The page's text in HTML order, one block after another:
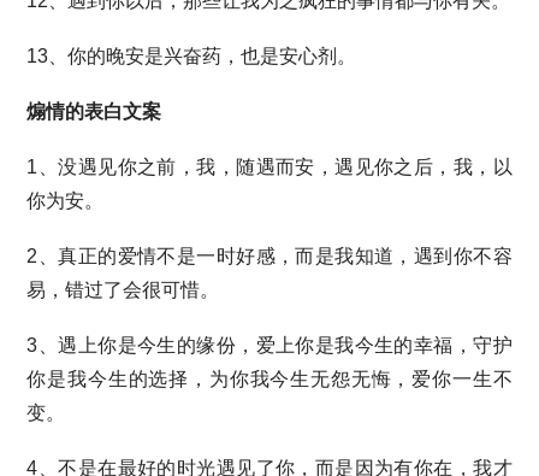
13、你的晚安是兴奋药，也是安心剂。
煽情的表白文案
1、没遇见你之前，我，随遇而安，遇见你之后，我，以
你为安。
2、真正的爱情不是一时好感，而是我知道，遇到你不容
易，错过了会很可惜。
3、遇上你是今生的缘份，爱上你是我今生的幸福，守护
你是我今生的选择，为你我今生无怨无悔，爱你一生不
变。
4、不是在最好的时光遇见了你，而是因为有你在，我才